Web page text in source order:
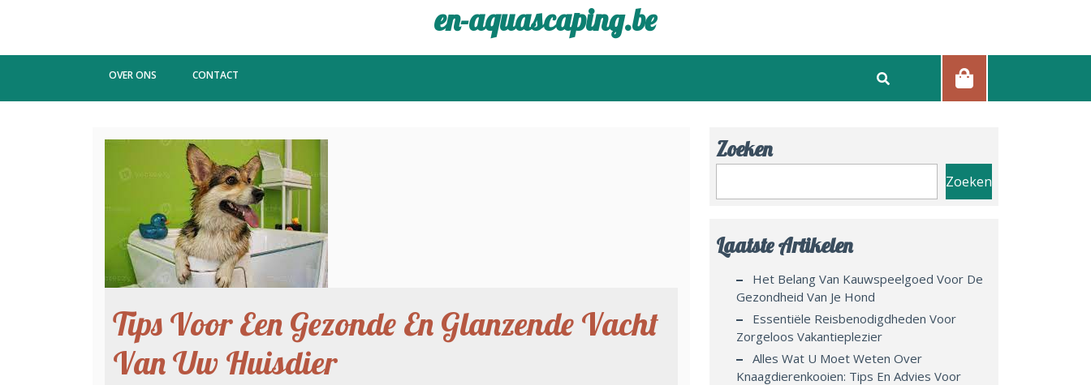
en-aquascaping.be
OVER ONS CONTACT
Tips Voor Een Gezonde En Glanzende Vacht
Van Uw Huisdier
Zoeken
Zoeken
Laatste Artikelen
Het Belang Van Kauwspeelgoed Voor De
Gezondheid Van Je Hond
Essentiële Reisbenodigdheden Voor
Zorgeloos Vakantieplezier
Alles Wat U Moet Weten Over
Knaagdierenkooien: Tips En Advies Voor